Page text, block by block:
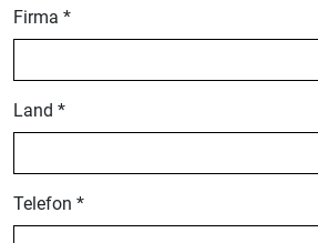
Firma *
Land *
Telefon *